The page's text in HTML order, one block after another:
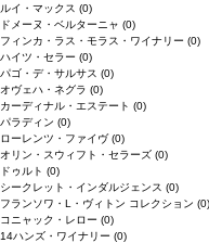
ルイ・マックス (0)
ドメーヌ・ベルターニャ (0)
フィンカ・ラス・モラス・ワイナリー (0)
ハイツ・セラー (0)
パゴ・デ・サルサス (0)
オヴェハ・ネグラ (0)
カーディナル・エステート (0)
パラディン (0)
ローレンツ・ファイヴ(0)
オリン・スウィフト・セラーズ (0)
ドゥルト (0)
シークレット・インダルジェンス (0)
フランソワ・L・ヴィトン コレクション (0)
コニャック・レロー (0)
14ハンズ・ワイナリー (0)